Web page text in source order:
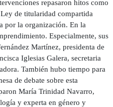
repasaron hitos como
de titularidad compartida
por la organización. En la
Especialmente, sus
Martínez, presidenta de
Iglesias Galera, secretaria
También hubo tiempo para
de debate sobre esta
María Trinidad Navarro,
y experta en género y